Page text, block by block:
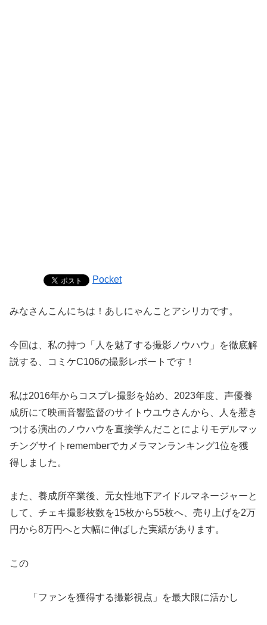
Pocket
みなさんこんにちは！あしにゃんことアシリカです。
今回は、私の持つ「人を魅了する撮影ノウハウ」を徹底解
説する、コミケC106の撮影レポートです！
私は2016年からコスプレ撮影を始め、2023年度、声優養
成所にて映画音響監督のサイトウユウさんから、人を惹き
つける演出のノウハウを直接学んだことによりモデルマッ
チングサイトrememberでカメラマンランキング1位を獲
得しました。
また、養成所卒業後、元女性地下アイドルマネージャーと
して、チェキ撮影枚数を15枚から55枚へ、売り上げを2万
円から8万円へと大幅に伸ばした実績があります。
この
「ファンを獲得する撮影視点」を最大限に活かし